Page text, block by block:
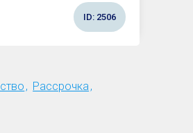
ID: 2506
Рассрочка